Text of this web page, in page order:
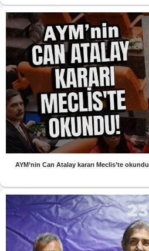
AYM’nin Can Atalay kararı Meclis’te okundu